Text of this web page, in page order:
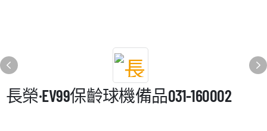
長榮·EV99保齡球機備品031-160002